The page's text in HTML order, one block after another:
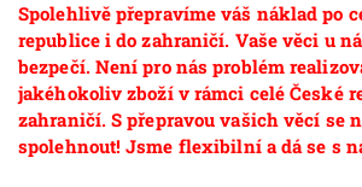
Spolehlivě přepravíme váš náklad po
republice i do zahraničí. Vaše věci u
bezpečí. Není pro nás problém
jakéhokoliv zboží v rámci celé České
zahraničí. S přepravou vašich věcí se
spolehnout! Jsme flexibilní a dá se s